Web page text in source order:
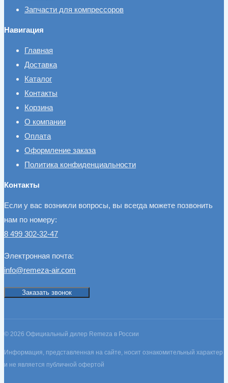
Запчасти для компрессоров
Навигация
Главная
Доставка
Каталог
Контакты
Корзина
О компании
Оплата
Оформление заказа
Политика конфиденциальности
Контакты
Если у вас возникли вопросы, вы всегда можете позвонить
нам по номеру:
8 499 302-32-47
Электронная почта:
info@remeza-air.com
Заказать звонок
© 2026 Официальный дилер Remeza в России
Информация, представленная на сайте, носит ознакомительный характер
и не является публичной офертой